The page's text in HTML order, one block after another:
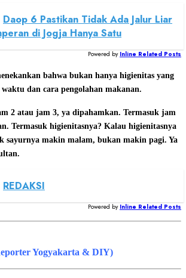
Daop 6 Pastikan Tidak Ada Jalur Liar
di Jogja Hanya Satu
Powered by Inline Related Posts
bahwa bukan hanya higienitas yang
dan cara pengolahan makanan.
2 atau jam 3, ya dipahamkan. Termasuk jam
Termasuk higienitasnya? Kalau higienitasnya
sayurnya makin malam, bukan makin pagi. Ya
REDAKSI
Powered by Inline Related Posts
Yogyakarta & DIY)